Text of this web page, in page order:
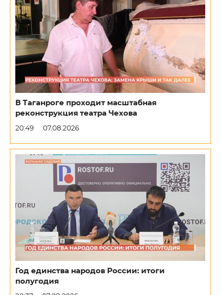
В Таганроге проходит масштабная
реконструкция театра Чехова
20:49 07.08.2026
Год единства народов России: итоги
полугодия